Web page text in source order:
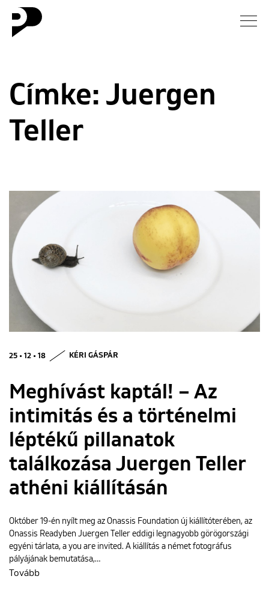
Galéria
Rólunk
Címke: Juergen
Teller
25 • 12 • 18 KÉRI GÁSPÁR
Meghívást kaptál! – Az
intimitás és a történelmi
léptékű pillanatok
találkozása Juergen Teller
athéni kiállításán
Október 19-én nyílt meg az Onassis Foundation új kiállítóterében, az
Onassis Readyben Juergen Teller eddigi legnagyobb görögországi
egyéni tárlata, a you are invited. A kiállítás a német fotográfus
pályájának bemutatása,…
Tovább